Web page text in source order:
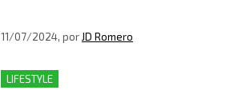
11/07/2024, por JD Romero
LIFESTYLE